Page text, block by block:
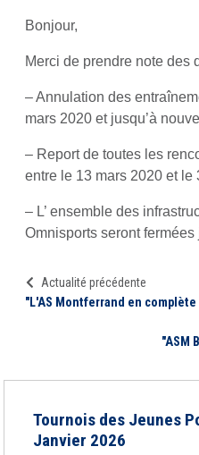
Bonjour,
Merci de prendre note des
– Annulation des
mars 2020 et jusqu’à
– Report de toutes les
entre le 13 mars 2020 et le
– L’ ensemble des
Omnisports seront fermées
Actualité précédente
"L'AS Montferrand en
"ASM
Tournois des Jeunes
Janvier 2026